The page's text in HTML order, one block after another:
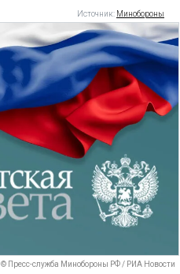
Источник: Минобороны
© Пресс-служба Минобороны РФ / РИА Новости